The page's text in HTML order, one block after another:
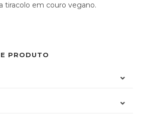
tiracolo em couro vegano.
PRODUTO